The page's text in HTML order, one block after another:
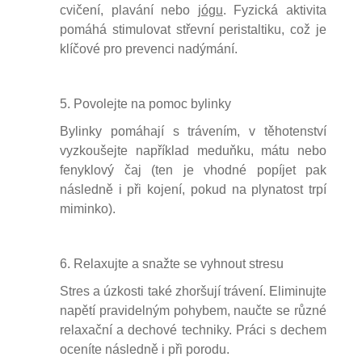
cvičení, plavání nebo jógu. Fyzická aktivita
pomáhá stimulovat střevní peristaltiku, což je
klíčové pro prevenci nadýmání.
5. Povolejte na pomoc bylinky
Bylinky pomáhají s trávením, v těhotenství
vyzkoušejte například meduňku, mátu nebo
fenyklový čaj (ten je vhodné popíjet pak
následně i při kojení, pokud na plynatost trpí
miminko).
6. Relaxujte a snažte se vyhnout stresu
Stres a úzkosti také zhoršují trávení. Eliminujte
napětí pravidelným pohybem, naučte se různé
relaxační a dechové techniky. Práci s dechem
oceníte následně i při porodu.